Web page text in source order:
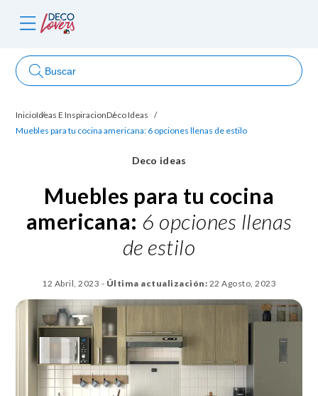
Buscar
InicioIdeas E InspiracionDeco Ideas
Muebles para tu cocina americana: 6 opciones llenas de estilo
Deco ideas
Muebles para tu cocina
americana: 6 opciones llenas
de estilo
12 Abril, 2023 - Última actualización: 22 Agosto, 2023